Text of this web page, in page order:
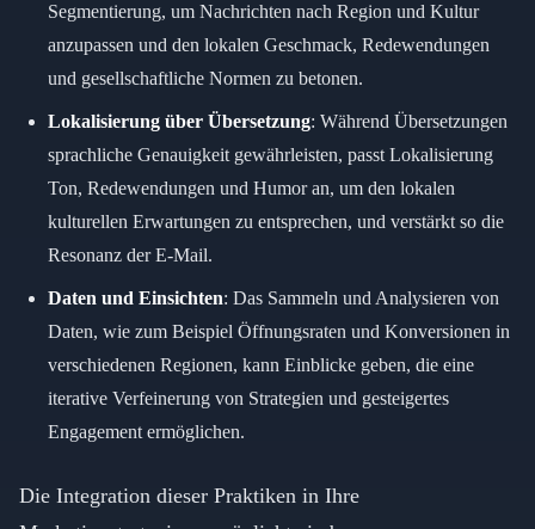
Segmentierung, um Nachrichten nach Region und Kultur
anzupassen und den lokalen Geschmack, Redewendungen
und gesellschaftliche Normen zu betonen.
Lokalisierung über Übersetzung: Während Übersetzungen
sprachliche Genauigkeit gewährleisten, passt Lokalisierung
Ton, Redewendungen und Humor an, um den lokalen
kulturellen Erwartungen zu entsprechen, und verstärkt so die
Resonanz der E-Mail.
Daten und Einsichten: Das Sammeln und Analysieren von
Daten, wie zum Beispiel Öffnungsraten und Konversionen in
verschiedenen Regionen, kann Einblicke geben, die eine
iterative Verfeinerung von Strategien und gesteigertes
Engagement ermöglichen.
Die Integration dieser Praktiken in Ihre